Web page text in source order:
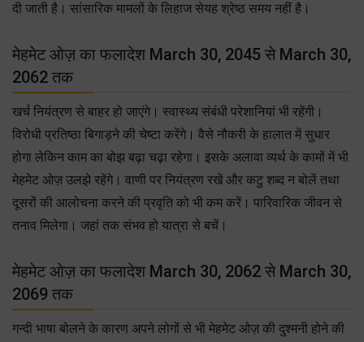
दी जाती है। सांसारिक मामलों के लिहाज सेयह श्रेष्ठ समय नहीं है।
मेहमेट ओज़ का फलादेश March 30, 2045 से March 30,
2062 तक
खर्च नियंत्रण से बाहर हो जाएंगे। स्वास्थ्य संबंधी परेशानियां भी रहेंगी।
विरोधी प्रतिष्ठा बिगाड़ने की चेष्टा करेंगे। वैसे नौकरी के हालात में सुधार
होगा लेकिन काम का बोझ बढ़ा चढ़ा रहेगा। इसके अलावा व्यर्थ के कामों में भी
मेहमेट ओज़ उलझे रहेंगे। वाणी पर नियंत्रण रखें और कटु शब्द न बोलें तथा
दूसरों की आलोचना करने की प्रवृति को भी कम करें। पारिवारिक जीवन से
तनाव मिलेगा। जहां तक संभव हो यात्रा से बचें।
मेहमेट ओज़ का फलादेश March 30, 2062 से March 30,
2069 तक
गन्दी भाषा बोलने के कारण अपने लोगों से भी मेहमेट ओज़ की दुश्मनी होने की